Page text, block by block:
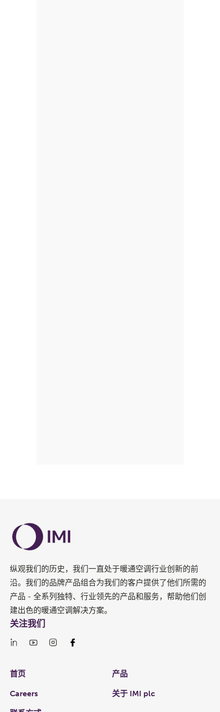
纵观我们的历史，我们一直处于暖通空调行业创新的前
沿。我们的品牌产品组合为我们的客户提供了他们所需的
产品 - 全系列独特、行业领先的产品和服务，帮助他们创
建出色的暖通空调解决方案。
Links
首页 产品
Careers 关于 IMI plc
关注我们